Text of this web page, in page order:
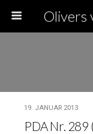
19. JANUAR 2013
PDA Nr. 289